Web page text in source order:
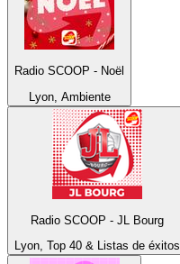
Radio SCOOP - Noël
Lyon, Ambiente
Radio SCOOP - JL Bourg
Lyon, Top 40 & Listas de éxitos